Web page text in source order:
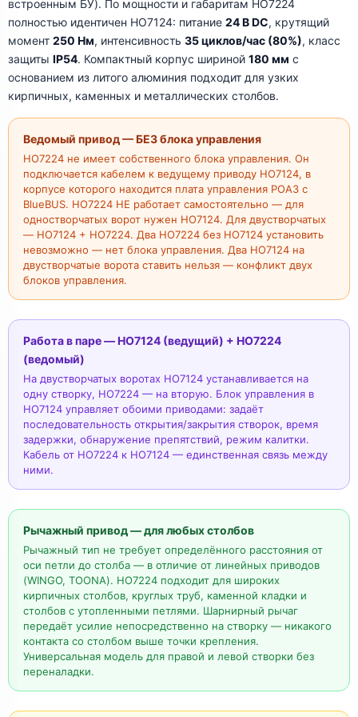
встроенным БУ). По мощности и габаритам HO7224
полностью идентичен HO7124: питание 24 В DC, крутящий
момент 250 Нм, интенсивность 35 циклов/час (80%), класс
защиты IP54. Компактный корпус шириной 180 мм с
основанием из литого алюминия подходит для узких
кирпичных, каменных и металлических столбов.
Ведомый привод — БЕЗ блока управления
HO7224 не имеет собственного блока управления. Он
подключается кабелем к ведущему приводу HO7124, в
корпусе которого находится плата управления POA3 с
BlueBUS. HO7224 НЕ работает самостоятельно — для
одностворчатых ворот нужен HO7124. Для двустворчатых
— HO7124 + HO7224. Два HO7224 без HO7124 установить
невозможно — нет блока управления. Два HO7124 на
двустворчатые ворота ставить нельзя — конфликт двух
блоков управления.
Работа в паре — HO7124 (ведущий) + HO7224
(ведомый)
На двустворчатых воротах HO7124 устанавливается на
одну створку, HO7224 — на вторую. Блок управления в
HO7124 управляет обоими приводами: задаёт
последовательность открытия/закрытия створок, время
задержки, обнаружение препятствий, режим калитки.
Кабель от HO7224 к HO7124 — единственная связь между
ними.
Рычажный привод — для любых столбов
Рычажный тип не требует определённого расстояния от
оси петли до столба — в отличие от линейных приводов
(WINGO, TOONA). HO7224 подходит для широких
кирпичных столбов, круглых труб, каменной кладки и
столбов с утопленными петлями. Шарнирный рычаг
передаёт усилие непосредственно на створку — никакого
контакта со столбом выше точки крепления.
Универсальная модель для правой и левой створки без
переналадки.